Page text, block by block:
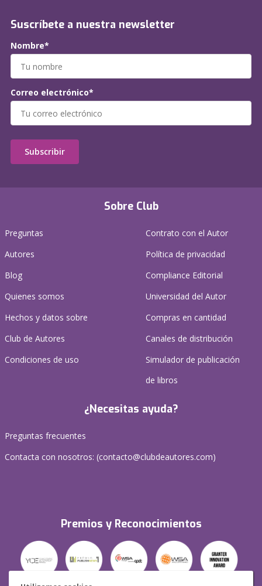
Sobre Club
Preguntas
Autores
Blog
Quienes somos
Hechos y datos sobre
Club de Autores
Condiciones de uso
Contrato con el Autor
Política de privacidad
Compliance Editorial
Universidad del Autor
Compras en cantidad
Canales de distribución
Simulador de publicación
de libros
¿Necesitas ayuda?
Preguntas frecuentes
Contacta con nosotros: (contacto@clubdeautores.com)
Premios y Reconocimientos
Suscríbete a nuestra newsletter
Nombre*
Correo electrónico*
Subscribir